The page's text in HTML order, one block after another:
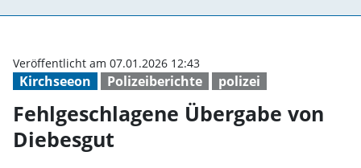
Kirchseeon Polizeiberichte polizei
Veröffentlicht am 07.01.2026 12:43
Fehlgeschlagene Übergabe von
Diebesgut